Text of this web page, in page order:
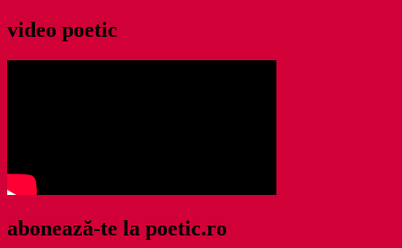
video poetic
abonează-te la poetic.ro